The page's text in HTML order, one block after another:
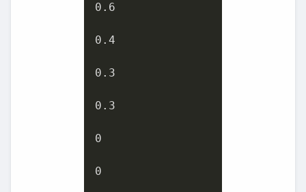
0.6
0.4
0.3
0.3
0
0